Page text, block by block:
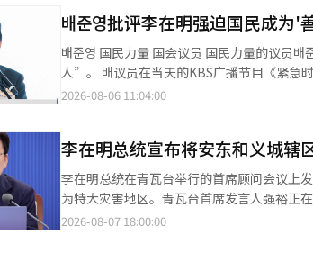
神，通常在晋升为准将时授予。 晋升为中将和大将时，授予的三精剑上会附有总统的军衔、姓名、授予日期及总统名
字等信息的绶带。 李总统在授予仪式后的座谈中，强调在困难时期承担重任，希望他们能够履行好职责，青瓦台首席
发言人姜裕正通过书面简报传达了这一信息。 李总统特别提到，由于军政府的历史，恢复军队的信任需要长期努
并指出“（因12·3紧急戒严事件而引发的）
易，但希望大家努力。” 他还表示：“少数人损害了整体的荣誉，可能会让人感到冤屈，但（恢复信任）是军队必须
辑。
배준영批评李在明强迫国民成为'
배준영 国民力量 国会议员 国民力量的议员배준영在6日批评称，李在明总统正在强迫国民成为“善良的撒马利亚
人”。 배议员在当天的KBS广播节目《紧急时事》中表示：“人们将住房视为最重要的资产，为了保护或获取住房拼
尽全力，而总统却认为‘住房只是居住的地方’，只
他们曾表示多住房者的资本利得税中征收特
强调：“同样，他们无法承担的税负将转嫁给租户。” 他进一步表示：“税制改革将对国民生
必须明确方向并寻求国民的理解。然而，
样。” 他还提到，过去文在寅政府提高持有税后，租金价格暴涨的例子，认为“对超高价住房和多住房者的重税将对
住房买卖和租赁市场造成重大损害”，并预测“最终将影响
2026-08-06 11:04:00
李在明总统宣布将安东和义城辖
李在明总统在青瓦台举行的首席顾问会议上
为特大灾害地区。青瓦台首席发言人强裕正
至24日的强降雨造成重大损失的庆尚北道安
2026-08-07 18:00:00